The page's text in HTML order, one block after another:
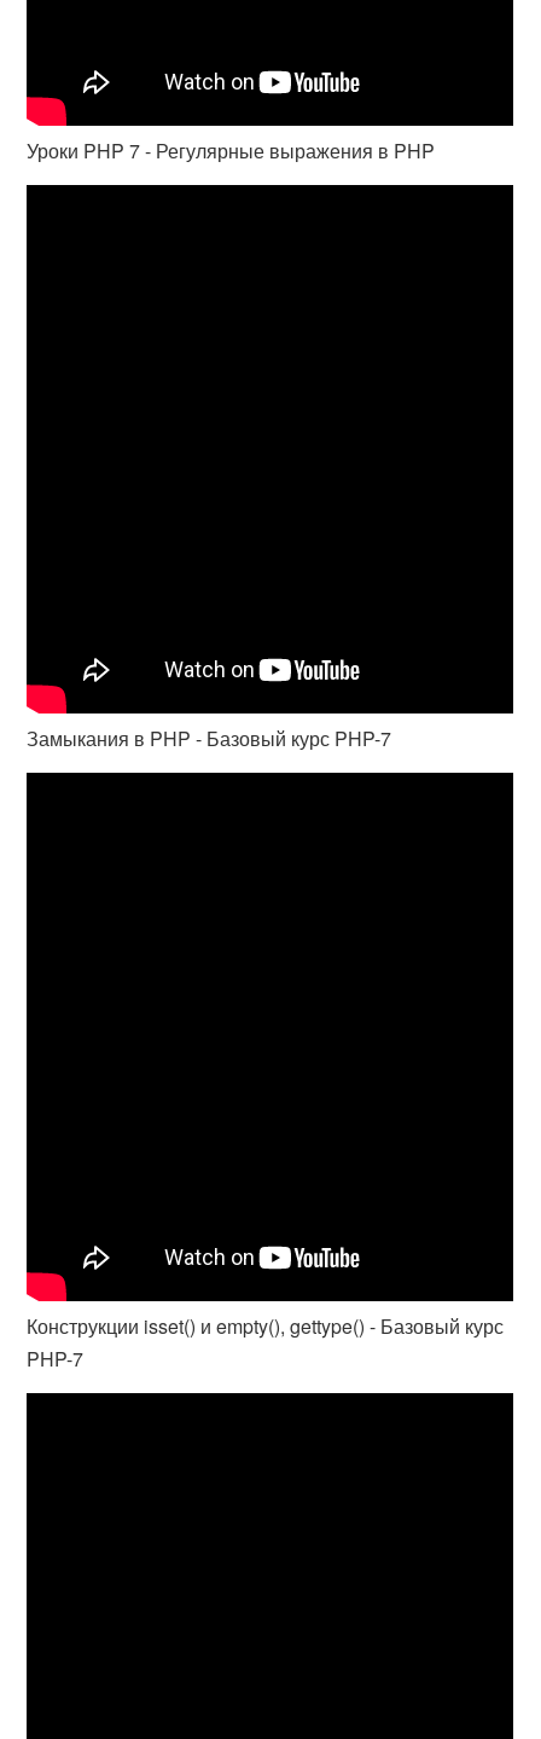
Уроки PHP 7 - Регулярные выражения в PHP
Замыкания в PHP - Базовый курс PHP-7
Конструкции isset() и empty(), gettype() - Базовый курс
PHP-7